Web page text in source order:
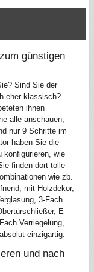
günstigen
Sind Sie der
eher klassisch?
ihnen
alle anschauen,
nur 9 Schritte im
haben Sie die
konfigurieren, wie
finden dort tolle
wie zb.
mit Holzdekor,
3-Fach
E-
Verriegelung,
einzigartig.
und nach